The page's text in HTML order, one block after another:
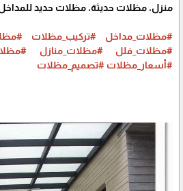
منزل، مظلات حديثة، مظلات حديد
#مظلات_مداخل #تركيب_مظلات
#مظلات_فلل
#مظلات_منازل
#أسعار_مظلات #تصميم_مظلات